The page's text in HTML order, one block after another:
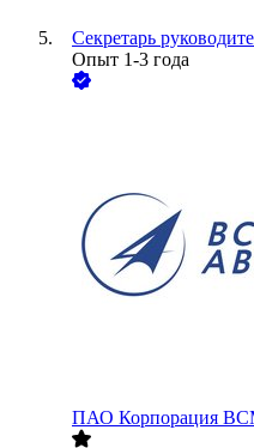
Секретарь
Опыт 1-3 года
ПАО Корпорация